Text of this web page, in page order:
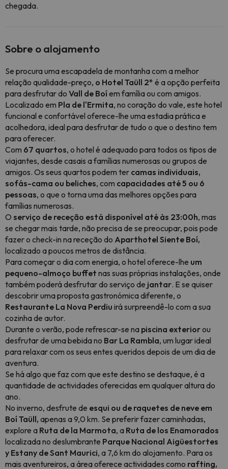
chegada.
Sobre o alojamento
Se procura uma escapadela de montanha com a melhor
relação qualidade-preço, o Hotel Taüll 2* é a opção perfeita
para desfrutar do Vall de Boíem família ou com amigos.
Localizado em Pla de l'Ermita, no coração do vale, este hotel
funcional e confortável oferece-lhe uma estadia prática e
acolhedora, ideal para desfrutar de tudo o que o destino tem
para oferecer.
Com 67 quartos, o hotel é adequado para todos os tipos de
viajantes, desde casais a famílias numerosas ou grupos de
amigos. Os seus quartos podem ter camas individuais,
sofás-cama ou beliches, com capacidades até 5 ou 6
pessoas, o que o torna uma das melhores opções para
famílias numerosas.
O serviço de receção está disponível até às 23:00h, mas
se chegar mais tarde, não precisa de se preocupar, pois pode
fazer o check-in na receção do Aparthotel Siente Boí,
localizado a poucos metros de distância.
Para começar o dia com energia, o hotel oferece-lhe um
pequeno-almoço buffet nas suas próprias instalações, onde
também poderá desfrutar do serviço de jantar. E se quiser
descobrir uma proposta gastronómica diferente, o
Restaurante La Nova Perdiu irá surpreendê-lo com a sua
cozinha de autor.
Durante o verão, pode refrescar-se na piscina exteriorou
desfrutar de uma bebida no Bar La Rambla, um lugar ideal
para relaxar com os seus entes queridos depois de um dia de
aventura.
Se há algo que faz com que este destino se destaque, é a
quantidade de actividades oferecidas em qualquer altura do
ano.
No inverno, desfrute de esqui ou de raquetes de neve em
Boí Taüll, apenas a 9,0 km. Se preferir fazer caminhadas,
explore a Ruta de la Marmota, a Ruta de los Enamorados
localizada no deslumbrante Parque Nacional Aigüestortes
y Estany de Sant Maurici, a 7,6 km do alojamento. Para os
mais aventureiros, a área oferece actividades como rafting,